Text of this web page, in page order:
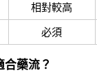
相對較高
必須
合藥流？